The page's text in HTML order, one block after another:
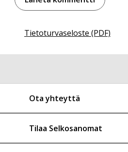
Tietoturvaseloste (PDF)
Ota yhteyttä
Tilaa Selkosanomat